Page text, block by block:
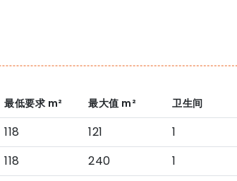
最低要求 m² 最大值m² 卫生间
118 121
1
118 240
1